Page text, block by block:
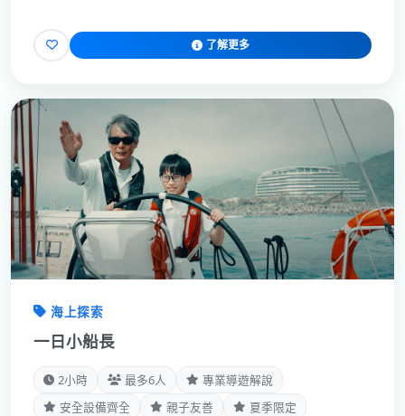
了解更多
海上探索
一日小船長
2小時 最多6人
專業導遊解說
安全設備齊全
親子友善 夏季限定